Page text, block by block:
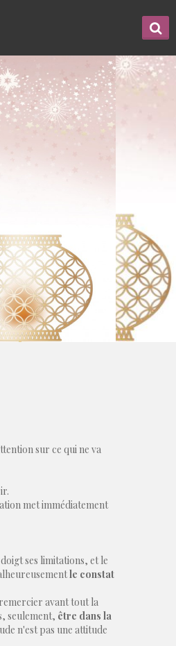
sur ce qui ne va
met immédiatement
ses limitations, et le
le constat
avant tout la
seulement, être dans la
n'est pas une attitude